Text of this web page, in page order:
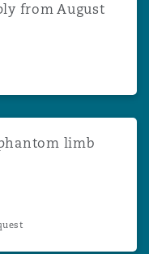
from August
limb